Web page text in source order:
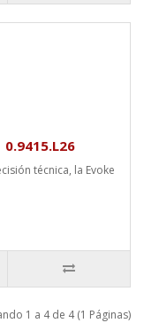
técnica, la Evoke
1 a 4 de 4 (1 Páginas)